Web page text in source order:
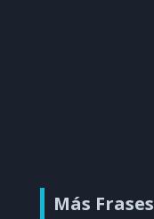
Más Frases